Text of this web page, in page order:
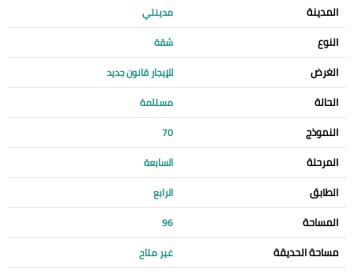
المدينة مدينتي
النوع شقة
الغرض للإيجار قانون جديد
الحالة مستلمة
النموذج 70
المرحلة السابعة
الطابق الرابع
المساحة 96
مساحة الحديقة غير متاح